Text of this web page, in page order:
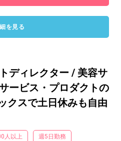
を見る
ディレクター / 美容サ
ービス・プロダクトの
クスで土日休みも自由
人以上 週5日勤務